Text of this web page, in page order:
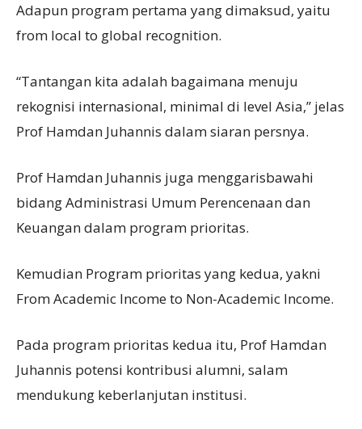
Adapun program pertama yang dimaksud, yaitu
from local to global recognition.
“Tantangan kita adalah bagaimana menuju
rekognisi internasional, minimal di level Asia,” jelas
Prof Hamdan Juhannis dalam siaran persnya.
Prof Hamdan Juhannis juga menggarisbawahi
bidang Administrasi Umum Perencenaan dan
Keuangan dalam program prioritas.
Kemudian Program prioritas yang kedua, yakni
From Academic Income to Non-Academic Income.
Pada program prioritas kedua itu, Prof Hamdan
Juhannis potensi kontribusi alumni, salam
mendukung keberlanjutan institusi.